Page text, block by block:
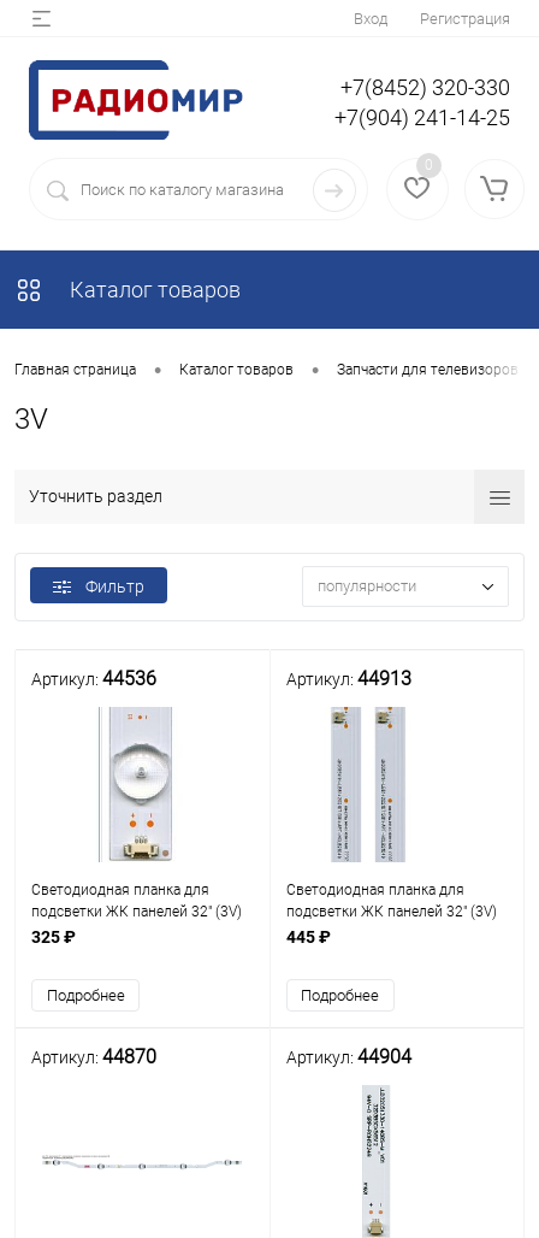
Вход Регистрация
+7(8452) 320-330
+7(904) 241-14-25
0
Каталог товаров
Главная страница • Каталог товаров • Запчасти для телевизоров
3V
Уточнить раздел
Фильтр популярности
Артикул: 44536
Светодиодная планка для
подсветки ЖК панелей 32" (3V)
(10линз) LED315D10-07(B) (637
325 ₽
Подробнее
Артикул: 44913
Светодиодная планка для
подсветки ЖК панелей 32" (3V)
(5+5линз) JHD315V1H-LB81
5+5 линз) Uпит. св/д.=3V,
Разъем подкл 2pi
445 ₽
Подробнее
Артикул: 44870 Артикул: 44904